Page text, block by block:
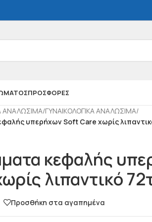
ΠΡΟΣΦΟΡΕΣ
ΑΝΑΛΩΣΙΜΑ/ΓΥΝΑΙΚΟΛΟΓΙΚΑ ΑΝΑΛΩΣΙΜΑ/
υπερήχων Soft Care χωρίς
κεφαλής
λιπαντικό
Προσθήκη στα αγαπημένα